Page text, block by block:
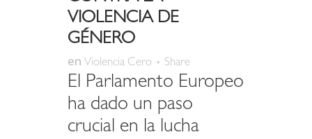
VIOLENCIA DE
GÉNERO
en Violencia Cero Share
El Parlamento Europeo
ha dado un paso
crucial en la lucha